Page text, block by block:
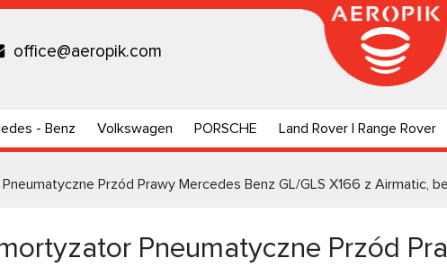
office@aeropik.com
- Benz Volkswagen PORSCHE Land Rover | Range Rover
Przód Prawy Mercedes Benz GL/GLS X166 z Airmatic,
Pneumatyczne Przód